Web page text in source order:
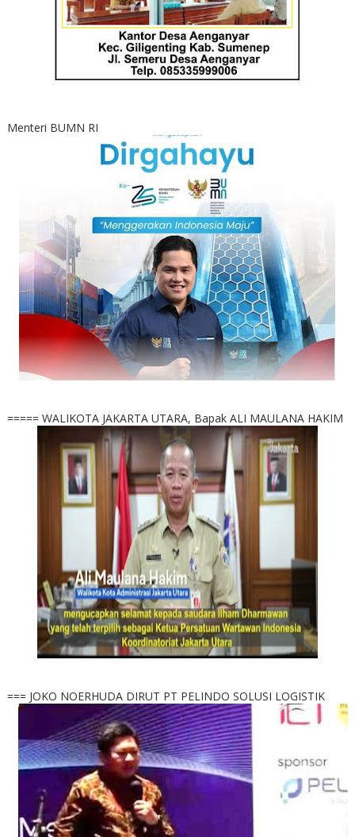
Menteri BUMN RI
===== WALIKOTA JAKARTA UTARA, Bapak ALI MAULANA HAKIM
=== JOKO NOERHUDA DIRUT PT PELINDO SOLUSI LOGISTIK